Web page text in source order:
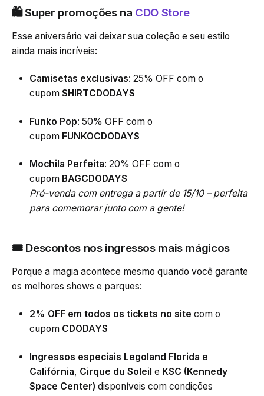
🛍 Super promoções na CDO Store
Esse aniversário vai deixar sua coleção e seu estilo
ainda mais incríveis:
Camisetas exclusivas: 25% OFF com o
cupom SHIRTCDODAYS
Funko Pop: 50% OFF com o
cupom FUNKOCDODAYS
Mochila Perfeita: 20% OFF com o
cupom BAGCDODAYS
Pré-venda com entrega a partir de 15/10 – perfeita
para comemorar junto com a gente!
🎟 Descontos nos ingressos mais mágicos
Porque a magia acontece mesmo quando você garante
os melhores shows e parques:
2% OFF em todos os tickets no site com o
cupom CDODAYS
Ingressos especiais Legoland Florida e
Califórnia, Cirque du Soleil e KSC (Kennedy
Space Center) disponíveis com condições